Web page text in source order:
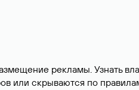
рекламы. Узнать
или скрываются по